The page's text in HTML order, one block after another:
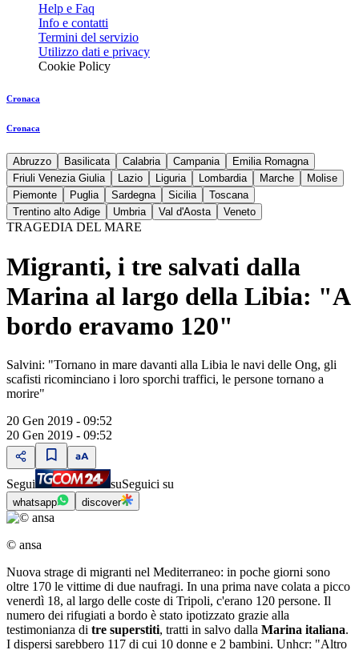
Help e Faq
Info e contatti
Termini del servizio
Utilizzo dati e privacy
Cookie Policy
Cronaca
Cronaca
Abruzzo Basilicata Calabria Campania
Emilia Romagna
Friuli Venezia Giulia
Lazio Liguria Lombardia Marche
Molise
Piemonte
Puglia Sardegna Sicilia
Toscana
Trentino alto Adige
Umbria Val d'Aosta Veneto
TRAGEDIA DEL MARE
Migranti, i tre salvati dalla
Marina al largo della Libia: "A
bordo eravamo 120"
Salvini: "Tornano in mare davanti alla Libia le navi delle Ong, gli
scafisti ricominciano i loro sporchi traffici, le persone tornano a
morire"
20 Gen 2019 - 09:52
20 Gen 2019 - 09:52
Segui suSeguici su
whatsapp discover
© ansa
Nuova strage di migranti nel Mediterraneo: in poche giorni sono
oltre 170 le vittime di due naufragi. In una prima nave colata a picco
venerdì 18, al largo delle coste di Tripoli, c'erano 120 persone. Il
numero dei rifugiati a bordo è stato ipotizzato grazie alla
testimonianza di tre superstiti, tratti in salvo dalla Marina italiana.
I dispersi sarebbero 117 di cui 10 donne e 2 bambini. Unhcr: "Altro